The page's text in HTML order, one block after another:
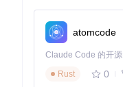
atomcode
Rust
0